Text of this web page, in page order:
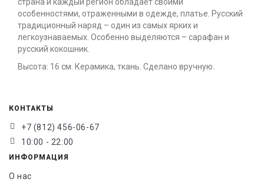
страна и каждый регион обладает своими
особенностями, отраженными в одежде, платье. Русский
традиционный наряд – один из самых ярких и
легкоузнаваемых. Особенно выделяются – сарафан и
русский кокошник.
Высота: 16 см. Керамика, ткань. Сделано вручную.
КОНТАКТЫ
+7 (812) 456-06-67
10:00 - 22:00
ИНФОРМАЦИЯ
О нас